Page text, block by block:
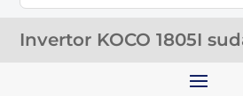
Invertor KOCO 1805I